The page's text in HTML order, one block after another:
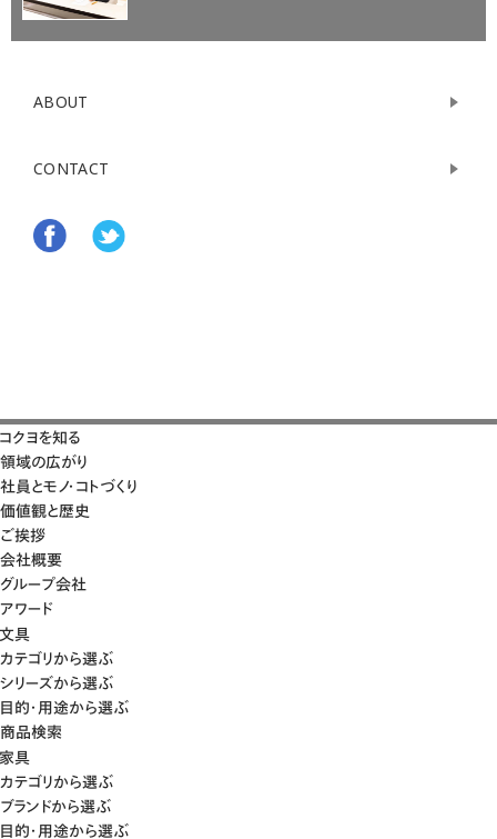
ABOUT
CONTACT
コクヨを知る
領域の広がり
社員とモノ・コトづくり
価値観と歴史
ご挨拶
会社概要
グループ会社
アワード
文具
カテゴリから選ぶ
シリーズから選ぶ
目的・用途から選ぶ
商品検索
家具
カテゴリから選ぶ
ブランドから選ぶ
目的・用途から選ぶ